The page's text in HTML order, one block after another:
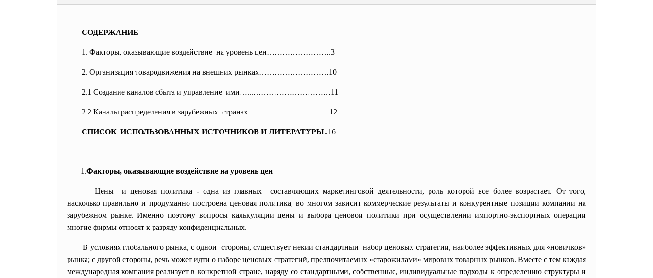
СОДЕРЖАНИЕ
1. Факторы, оказывающие воздействие на уровень цен…………………….3
2. Организация товародвижения на внешних рынках………………………10
2.1 Создание каналов сбыта и управление ими…...…………………………11
2.2 Каналы распределения в зарубежных странах…………………………..12
СПИСОК ИСПОЛЬЗОВАННЫХ ИСТОЧНИКОВ И ЛИТЕРАТУРЫ..16
1.Факторы, оказывающие воздействие на уровень цен
Цены и ценовая политика - одна из главных составляющих маркетинговой деятельности, роль которой все более возрастает. От того,
насколько правильно и продуманно построена ценовая политика, во многом зависит коммерческие результаты и конкурентные позиции компании на
зарубежном рынке. Именно поэтому вопросы калькуляции цены и выбора ценовой политики при осуществлении импортно-экспортных операций
многие фирмы относят к разряду конфиденциальных.
В условиях глобального рынка, с одной стороны, существует некий стандартный набор ценовых стратегий, наиболее эффективных для «новичков»
рынка; с другой стороны, речь может идти о наборе ценовых стратегий, предпочитаемых «старожилами» мировых товарных рынков. Вместе с тем каждая
международная компания реализует в конкретной стране, наряду со стандартными, собственные, индивидуальные подходы к определению структуры и